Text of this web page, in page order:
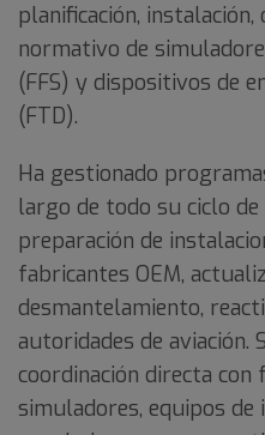
planificación,
normativo de
(FFS) y dispositivos de
(FTD).
Ha gestionado
largo de todo su ciclo
preparación de
fabricantes OEM,
desmantelamiento,
autoridades de aviación.
coordinación directa con
simuladores, equipos